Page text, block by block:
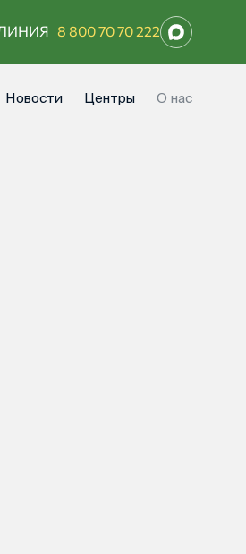
8 800 70 70 222
Новости Центры О нас